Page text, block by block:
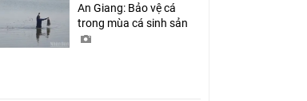
An Giang: Bảo vệ cá
trong mùa cá sinh sản